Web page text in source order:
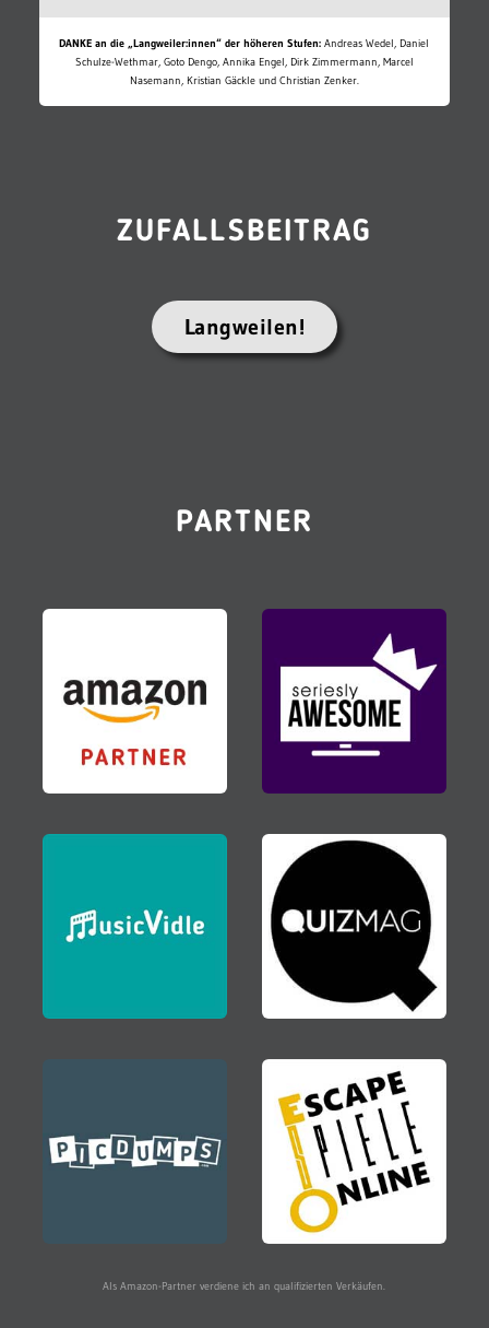
DANKE an die „Langweiler:innen“ der höheren Stufen: Andreas Wedel, Daniel
Schulze-Wethmar, Goto Dengo, Annika Engel, Dirk Zimmermann, Marcel
Nasemann, Kristian Gäckle und Christian Zenker.
ZUFALLSBEITRAG
Langweilen!
PARTNER
Als Amazon-Partner verdiene ich an qualifizierten Verkäufen.